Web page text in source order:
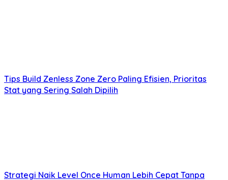
Tips Build Zenless Zone Zero Paling Efisien, Prioritas
Stat yang Sering Salah Dipilih
Strategi Naik Level Once Human Lebih Cepat Tanpa